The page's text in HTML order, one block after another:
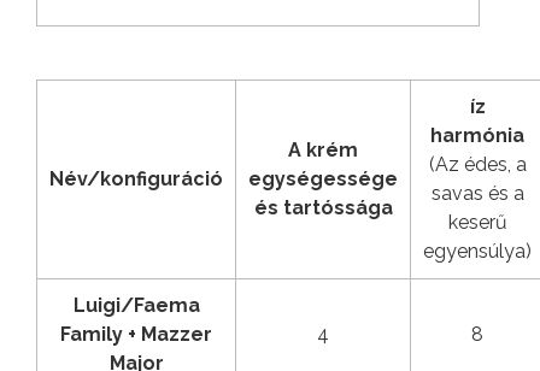
Név/konfiguráció
A krém
egységessége
és tartóssága
íz
harmónia
(Az édes, a
savas és a
keserű
egyensúlya)
Luigi/Faema
Family + Mazzer
Major
4 8